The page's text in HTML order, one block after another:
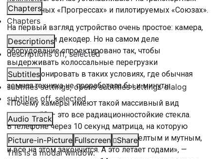
Chapters
Chapters
Descriptions
descriptions off, selected
Subtitles
subtitles settings, opens subtitles settings dialog
subtitles off, selected
Audio Track
Picture-in-Picture Fullscreen
Share
This is a modal window.
беспилотных «Прогрессах» и пилотируемых «Союзах».
На первый взгляд устройство очень простое: камера,
коммутатор и декодер. Но на самом деле
оборудование спроектировано так, чтобы
выдерживать колоссальные перегрузки
и функционировать в таких условиях, где обычная
земная техника не проработала бы и минуты.
«Почему камеры имеют такой массивный вид
защитный? — это все радиационностойкие стекла.
В телефоне через 10 секунд матрица, на которую
вы снимаете, будет белой, стекло желтым и мутным,
и все на этом закончится. А это летает годами», —